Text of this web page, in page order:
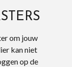
om jouw
kan niet
op de